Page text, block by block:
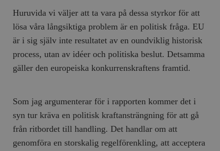
Huruvida vi väljer att ta vara på dessa styrkor för att
lösa våra långsiktiga problem är en politisk fråga. EU
är i sig själv inte resultatet av en oundviklig historisk
process, utan av idéer och politiska beslut. Detsamma
gäller den europeiska konkurrenskraftens framtid.
Som jag argumenterar för i rapporten kommer det i
syn tur kräva en politisk kraftansträngning för att gå
från ritbordet till handling. Det handlar om att
genomföra en storskalig regelförenkling, att acceptera